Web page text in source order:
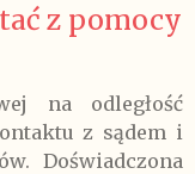
z pomocy
na odległość
z sądem i
Doświadczona